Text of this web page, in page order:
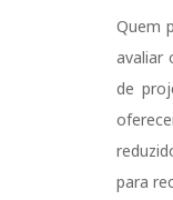
Quem
avaliar
de
para